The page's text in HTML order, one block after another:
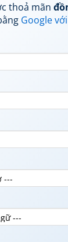
thoả mãn
Google